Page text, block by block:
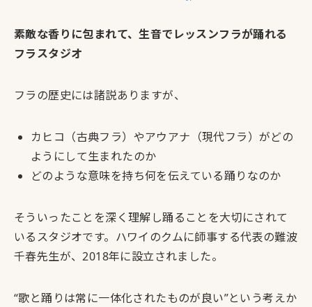
素敵な香りに包まれて、生音でレッスンフラが踊れる
フラスタジオ
フラの歴史には諸説ありますが、
カヒコ（古典フラ）やアウアナ（現代フラ）がどの
ようにして生まれたのか
どのような意味を持ち何を伝えている踊りなのか
そういったことを深く理解し踊ることを大切にされて
いるスタジオです。ハワイのクムに師事する代表の難波
千春先生が、2018年に設立されました。
“歌と踊りは常に一体化されたものが良い”という考えか